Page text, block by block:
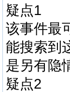
疑点1
该事件最
能搜索到
是另有隐
疑点2